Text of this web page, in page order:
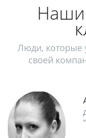
Люди, которые
своей